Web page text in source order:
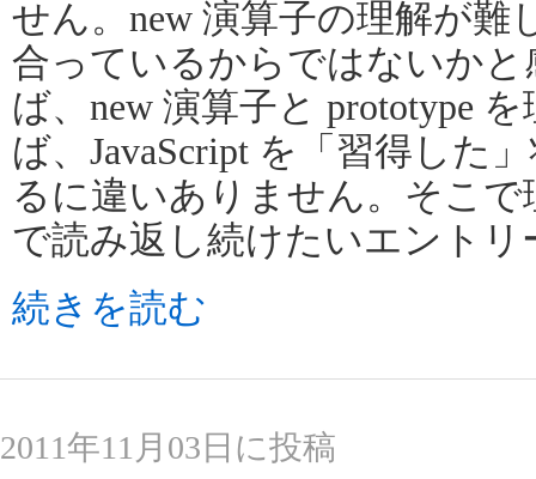
せん。new 演算子の理解が難
合っているからではないか
ば、new 演算子と prototype
ば、JavaScript を「習得した
るに違いありません。そこ
で読み返し続けたいエントリ
続きを読む
2011年11月03日に投稿